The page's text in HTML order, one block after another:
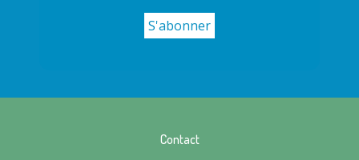
Contact